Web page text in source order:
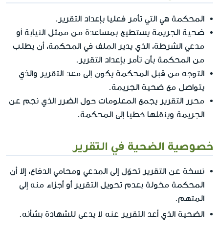
المحكمة هي التي تأمر فعليا بإعداد التقرير.
ضحية الجريمة يستطيع بمساعدة من ممثل النيابة أو
مدعي الشرطة، الذي يدير الملف في المحكمة، أن يطلب
من المحكمة بأن تأمر بإعداد التقرير.
التوجه من قبل المحكمة يكون إلى معد التقرير والذي
يتواصل مع ضحية الجريمة.
محرر التقرير يجمع المعلومات حول الضرر الذي نجم عن
الجريمة وينقلها خطيا إلى المحكمة.
خصوصية الضحية في التقرير
نسخة عن التقرير تحوّل إلى المدعي ومحامي الدفاع، إلا أن
المحكمة مخولة بعدم تحويل التقرير أو أجزاء منه إلى
المتهم.
الضحية الذي أعد التقرير عنه لا يدعى للشهادة بشأنه.